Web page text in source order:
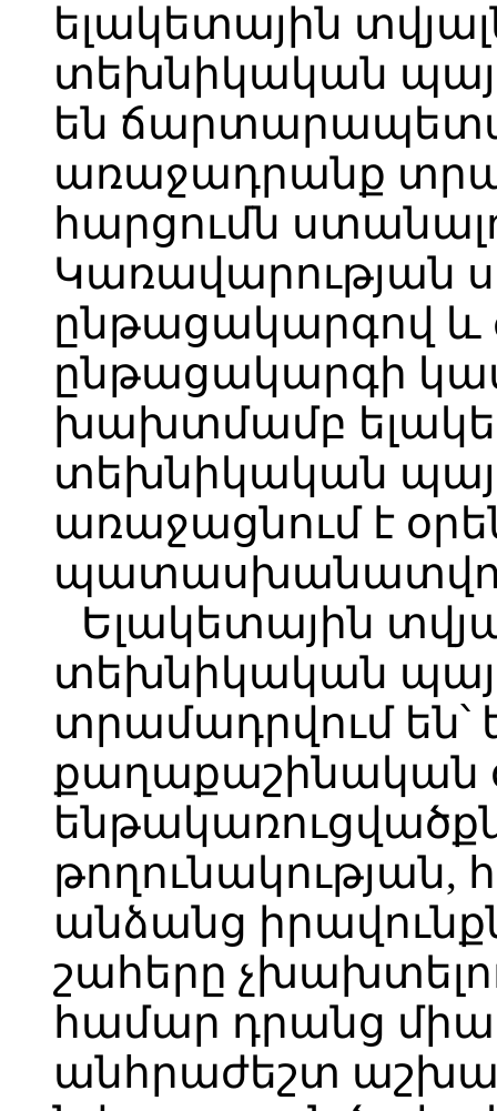
ելակետային
տեխնիկական
են
առաջադրանք
հարցումն
Կառավարության
ընթացակարգով և
ընթացակարգի
խախտմամբ
տեխնիկական
առաջացնում է
Ելակետային
տեխնիկական
տրամադրվում են՝
քաղաքաշինական
թողունակության,
անձանց
շահերը
համար դրանց
անհրաժեշտ